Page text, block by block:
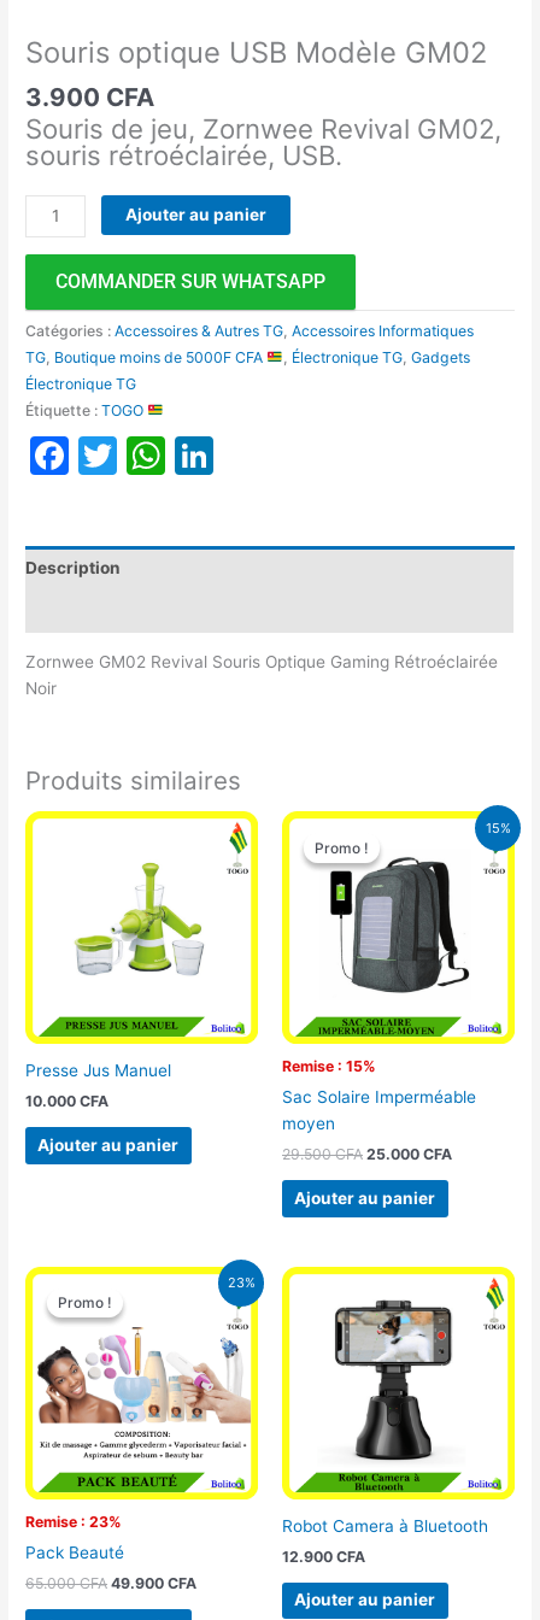
Souris optique USB Modèle GM02
3.900 CFA
Souris de jeu, Zornwee Revival GM02,
souris rétroéclairée, USB.
Ajouter au panier
COMMANDER SUR WHATSAPP
Catégories :Accessoires & Autres TG ,Accessoires Informatiques
TG Boutique moins de 5000F CFA Électronique TG ,Gadgets
Électronique TG
Étiquette :TOGO
Facebook
TwitterWhatsApp
Description
Zornwee GM02 Revival Souris Optique Gaming Rétroéclairée
Noir
Produits similaires
Presse Jus Manuel
10.000CFA
Ajouter au panier
15%
Promo !
Remise : 15%
Promo !
Sac Solaire Imperméable
moyen
29.500CFA
Le
prix
initial
était :
29.500 CFA.
25.000 CFA
Le
prix
actuel
Ajouter au panier
23%
Promo !
Remise : 23%
Promo !
Pack Beauté
65.000CFA
Le
prix
initial
était :
65.000 CFA.
49.900CFA
Le
prix
actuel
49.900 CFA.
Robot Camera à Bluetooth
12.900 CFA
Ajouter au panier